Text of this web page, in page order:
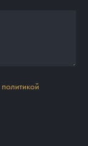
политикой